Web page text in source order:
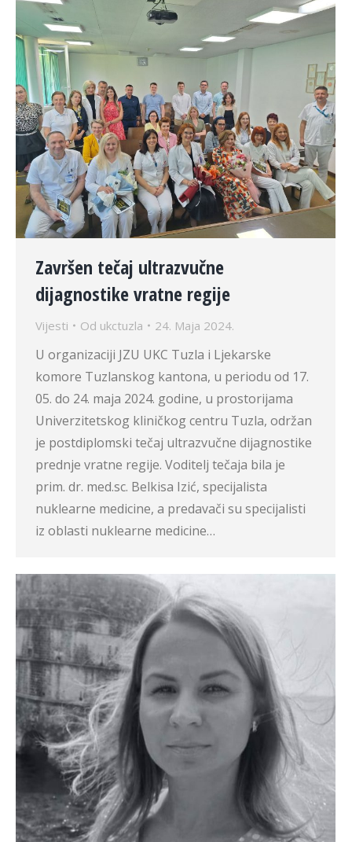
Završen tečaj ultrazvučne
dijagnostike vratne regije
Vijesti Od ukctuzla 24. Maja 2024.
U organizaciji JZU UKC Tuzla i Ljekarske
komore Tuzlanskog kantona, u periodu od 17.
05. do 24. maja 2024. godine, u prostorijama
Univerzitetskog kliničkog centru Tuzla, održan
je postdiplomski tečaj ultrazvučne dijagnostike
prednje vratne regije. Voditelj tečaja bila je
prim. dr. med.sc. Belkisa Izić, specijalista
nuklearne medicine, a predavači su specijalisti
iz oblasti nuklearne medicine…